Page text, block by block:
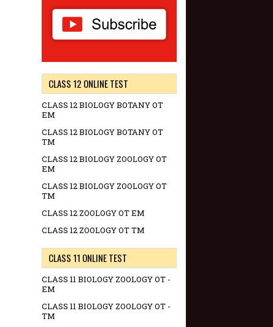
CLASS 12 ONLINE TEST
CLASS 12 BIOLOGY BOTANY OT
EM
CLASS 12 BIOLOGY BOTANY OT
TM
CLASS 12 BIOLOGY ZOOLOGY OT
EM
CLASS 12 BIOLOGY ZOOLOGY OT
TM
CLASS 12 ZOOLOGY OT EM
CLASS 12 ZOOLOGY OT TM
CLASS 11 ONLINE TEST
CLASS 11 BIOLOGY ZOOLOGY OT -
EM
CLASS 11 BIOLOGY ZOOLOGY OT -
TM